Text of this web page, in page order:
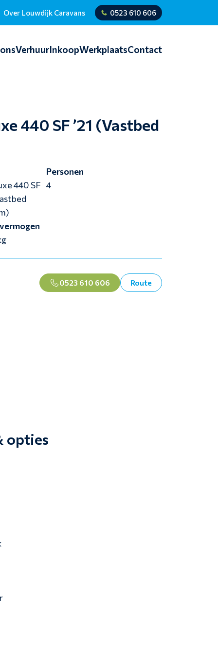
Over Louwdijk Caravans 0523 610 606
VerhuurInkoopWerkplaatsContact
440 SF ’21 (Vastbed
440 SF
Personen
4
0523 610 606 Route
opties